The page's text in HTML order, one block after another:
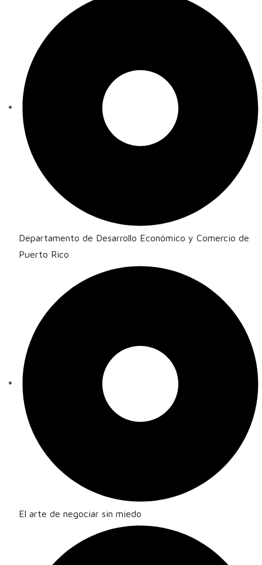
Departamento de Desarrollo Económico y Comercio de
Puerto Rico
El arte de negociar sin miedo